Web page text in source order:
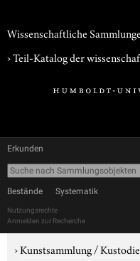
Wissenschaftliche
› Teil-Katalog der
Erkunden
Bestände Systematik
Nutzungsrechte
Anmelden zur Recherche
›Kunstsammlung /